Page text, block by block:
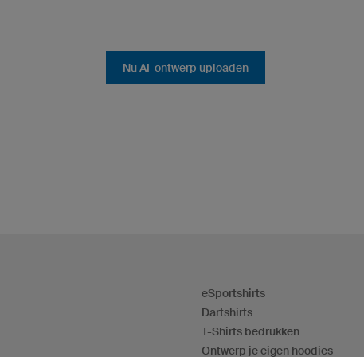
Nu AI-ontwerp uploaden
eSportshirts
Dartshirts
T-Shirts bedrukken
Ontwerp je eigen hoodies